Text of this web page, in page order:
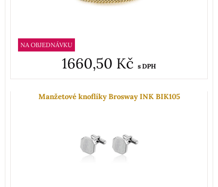
NA OBJEDNÁVKU
1660,50 Kč s DPH
Manžetové knoflíky Brosway INK BIK105